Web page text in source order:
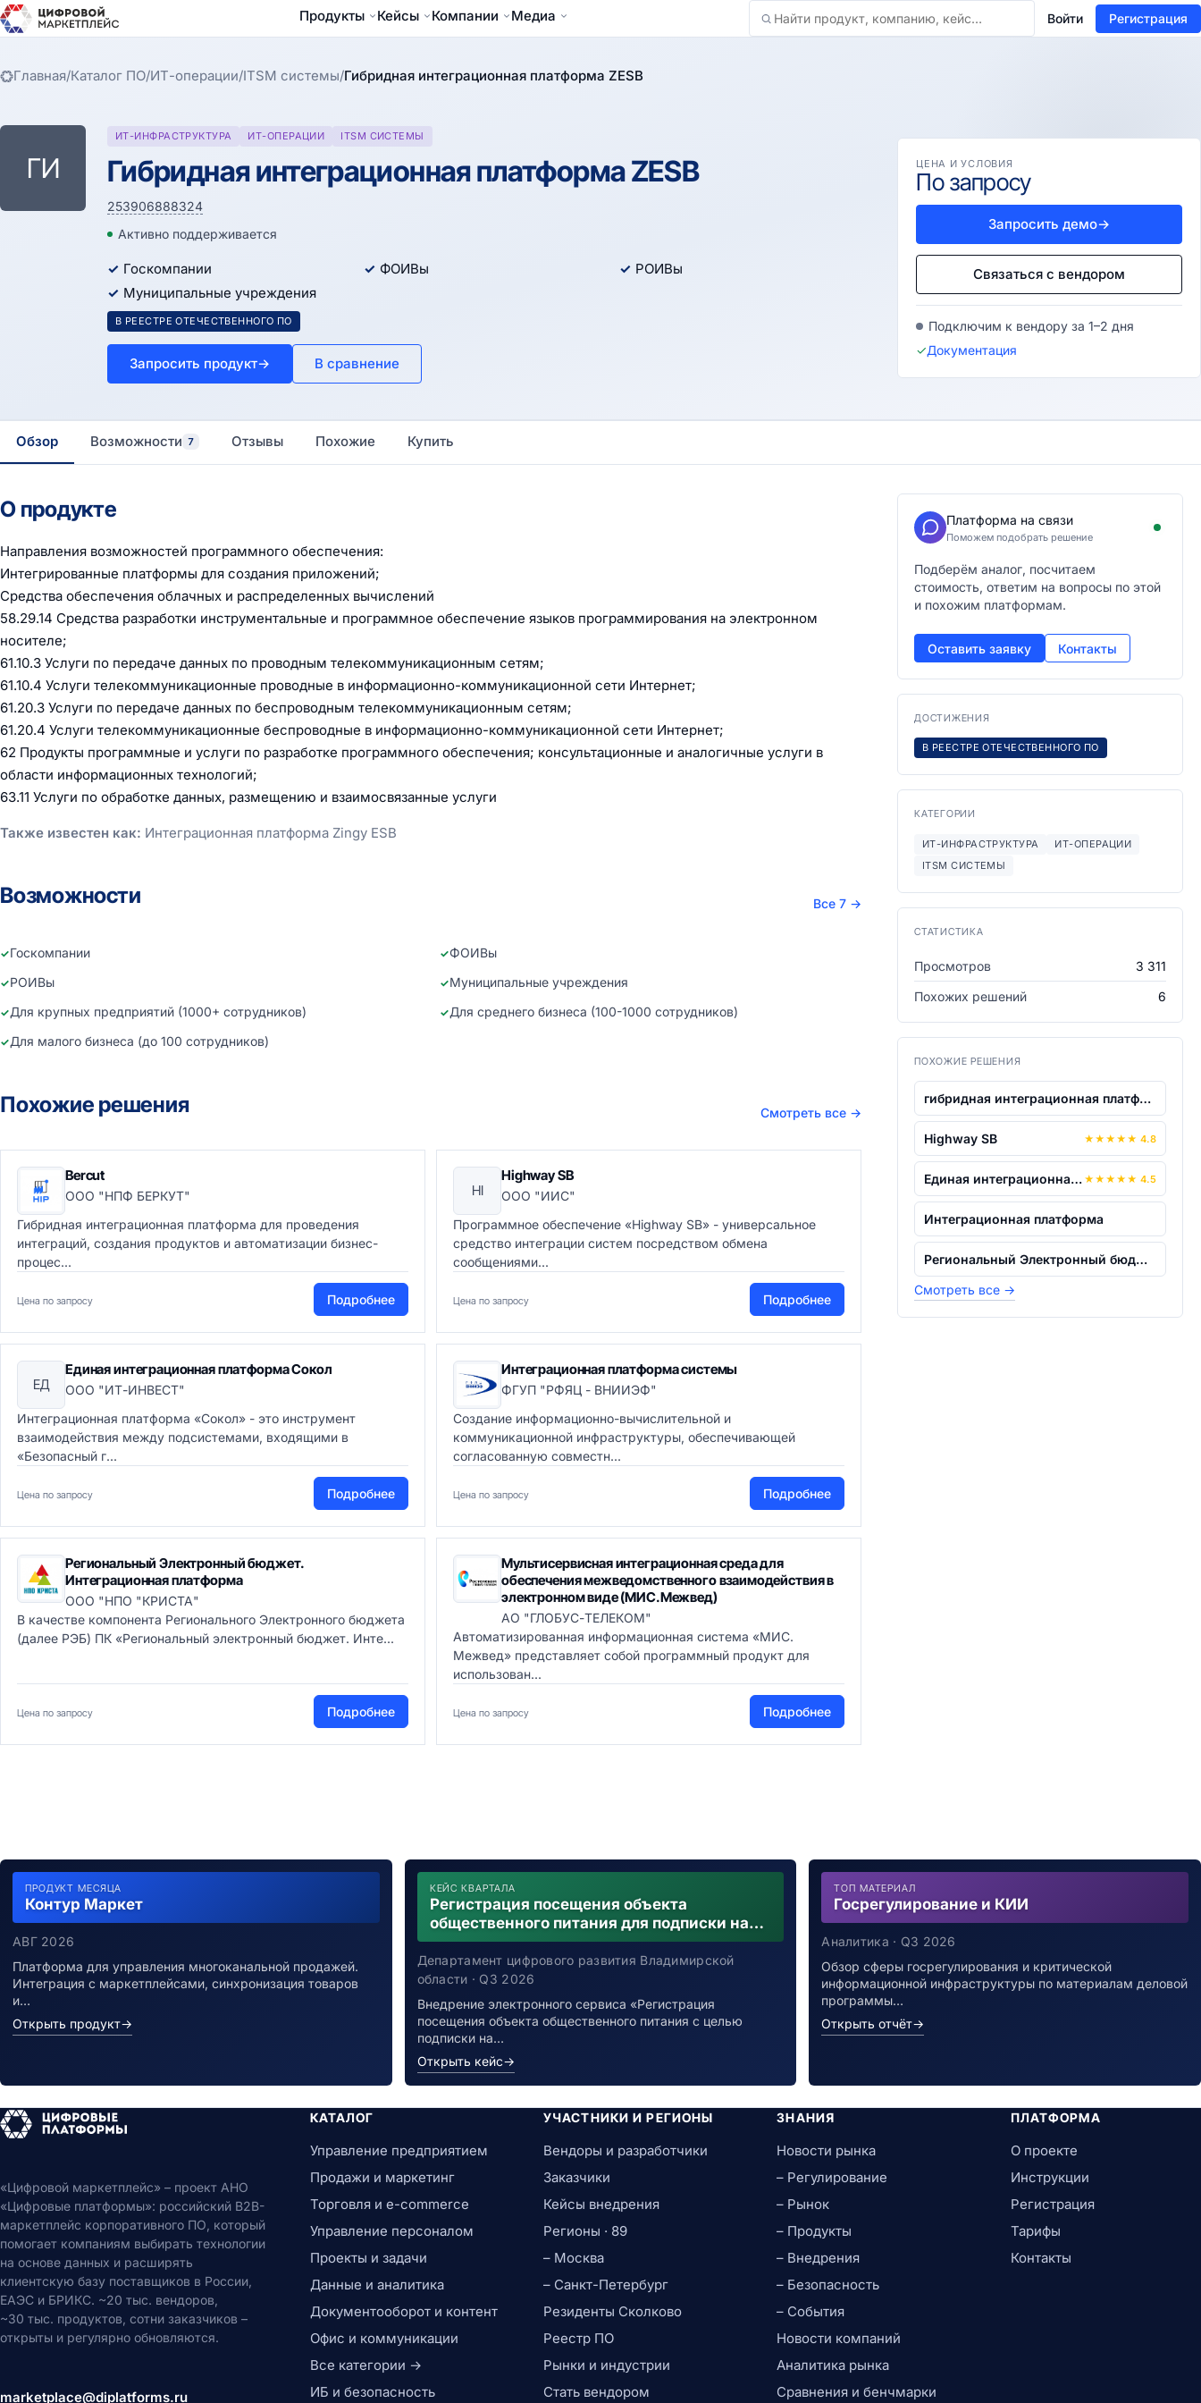
Продукты Кейсы Компании Медиа
Найти Войти Регистрация
Главная/Каталог ПО/ИТ-операции/ITSM системы/Гибридная интеграционная платформа ZESB
ГИ
ИТ-ИНФРАСТРУКТУРА ИТ-ОПЕРАЦИИ ITSM СИСТЕМЫ
Гибридная интеграционная платформа ZESB
253906888324
Активно поддерживается
Госкомпании ФОИВы
РОИВы
Муниципальные учреждения
В РЕЕСТРЕ ОТЕЧЕСТВЕННОГО ПО
Запросить продукт→ В сравнение
ЦЕНА И УСЛОВИЯ
По запросу
Запросить демо→
Связаться с вендором
Подключим к вендору за 1–2 дня
✓Документация
Обзор Возможности 7 Отзывы Похожие Купить
О продукте
Направления возможностей программного обеспечения:
Интегрированные платформы для создания приложений;
Средства обеспечения облачных и распределенных вычислений
58.29.14 Средства разработки инструментальные и программное обеспечение языков программирования на электронном
носителе;
61.10.3 Услуги по передаче данных по проводным телекоммуникационным сетям;
61.10.4 Услуги телекоммуникационные проводные в информационно-коммуникационной сети Интернет;
61.20.3 Услуги по передаче данных по беспроводным телекоммуникационным сетям;
61.20.4 Услуги телекоммуникационные беспроводные в информационно-коммуникационной сети Интернет;
62 Продукты программные и услуги по разработке программного обеспечения; консультационные и аналогичные услуги в
области информационных технологий;
63.11 Услуги по обработке данных, размещению и взаимосвязанные услуги
Также известен как: Интеграционная платформа Zingy ESB
Возможности Все 7 →
Госкомпании
ФОИВы
РОИВы
Муниципальные учреждения
Для крупных предприятий (1000+ сотрудников)
Для среднего бизнеса (100-1000 сотрудников)
Для малого бизнеса (до 100 сотрудников)
Похожие решения Смотреть все →
Bercut
ООО "НПФ БЕРКУТ"
Гибридная интеграционная платформа для проведения
интеграций, создания продуктов и автоматизации бизнес-
процес...
Цена по запросу Подробнее
HI
Highway SB
ООО "ИИС"
Программное обеспечение «Highway SB» - универсальное
средство интеграции систем посредством обмена
сообщениями...
Цена по запросу Подробнее
ЕД
Единая интеграционная платформа Сокол
ООО "ИТ-ИНВЕСТ"
Интеграционная платформа «Сокол» - это инструмент
взаимодействия между подсистемами, входящими в
«Безопасный г...
Цена по запросу Подробнее
Интеграционная платформа системы
ФГУП "РФЯЦ - ВНИИЭФ"
Создание информационно-вычислительной и
коммуникационной инфраструктуры, обеспечивающей
согласованную совместн...
Цена по запросу Подробнее
Региональный Электронный бюджет.
Интеграционная платформа
ООО "НПО "КРИСТА"
В качестве компонента Регионального Электронного бюджета
(далее РЭБ) ПК «Региональный электронный бюджет. Инте...
Цена по запросу Подробнее
Мультисервисная интеграционная среда для
обеспечения межведомственного взаимодействия в
электронном виде (МИС.Межвед)
АО "ГЛОБУС-ТЕЛЕКОМ"
Автоматизированная информационная система «МИС.
Межвед» представляет собой программный продукт для
использован...
Цена по запросу Подробнее
Платформа на связи
Поможем подобрать решение
Подберём аналог, посчитаем
стоимость, ответим на вопросы по этой
и похожим платформам.
Оставить заявку Контакты
ДОСТИЖЕНИЯ
В РЕЕСТРЕ ОТЕЧЕСТВЕННОГО ПО
КАТЕГОРИИ
ИТ-ИНФРАСТРУКТУРА
ИТ-ОПЕРАЦИИ
ITSM СИСТЕМЫ
СТАТИСТИКА
Просмотров
3 311
Похожих решений
6
ПОХОЖИЕ РЕШЕНИЯ
гибридная интеграционная платформа Ber...
Highway SB ★ ★ ★ ★ ★ 4.8
Единая интеграционная платформа "Сокол... ★ ★ ★ ★ ★ 4.5
Интеграционная платформа
Региональный Электронный бюджет. Интег...
Смотреть все →
ПРОДУКТ МЕСЯЦА
Контур Маркет
АВГ 2026
Платформа для управления многоканальной продажей.
Интеграция с маркетплейсами, синхронизация товаров
и…
Открыть продукт→
КЕЙС КВАРТАЛА
Регистрация посещения объекта
общественного питания для подписки на
уведомления о возможном контакте с
заболевшим новой коронавирусной
инфекцией
Департамент цифрового развития Владимирской
области · Q3 2026
Внедрение электронного сервиса «Регистрация
посещения объекта общественного питания с целью
подписки на…
Открыть кейс→
ТОП МАТЕРИАЛ
Госрегулирование и КИИ
Аналитика · Q3 2026
Обзор сферы госрегулирования и критической
информационной инфраструктуры по материалам деловой
программы…
Открыть отчёт→
«Цифровой маркетплейс» – проект АНО
«Цифровые платформы»: российский B2B-
маркетплейс корпоративного ПО, который
помогает компаниям выбирать технологии
на основе данных и расширять
клиентскую базу поставщиков в России,
ЕАЭС и БРИКС. ~20 тыс. вендоров,
~30 тыс. продуктов, сотни заказчиков –
открыты и регулярно обновляются.
marketplace@diplatforms.ru
КАТАЛОГ
Управление предприятием
Продажи и маркетинг
Торговля и e-commerce
Управление персоналом
Проекты и задачи
Данные и аналитика
Документооборот и контент
Офис и коммуникации
Все категории →
ИБ и безопасность
УЧАСТНИКИ И РЕГИОНЫ
Вендоры и разработчики
Заказчики
Кейсы внедрения
Регионы · 89
– Москва
– Санкт-Петербург
Резиденты Сколково
Реестр ПО
Рынки и индустрии
Стать вендором
ЗНАНИЯ
Новости рынка
– Регулирование
– Рынок
– Продукты
– Внедрения
– Безопасность
– События
Новости компаний
Аналитика рынка
Сравнения и бенчмарки
ПЛАТФОРМА
О проекте
Инструкции
Регистрация
Тарифы
Контакты